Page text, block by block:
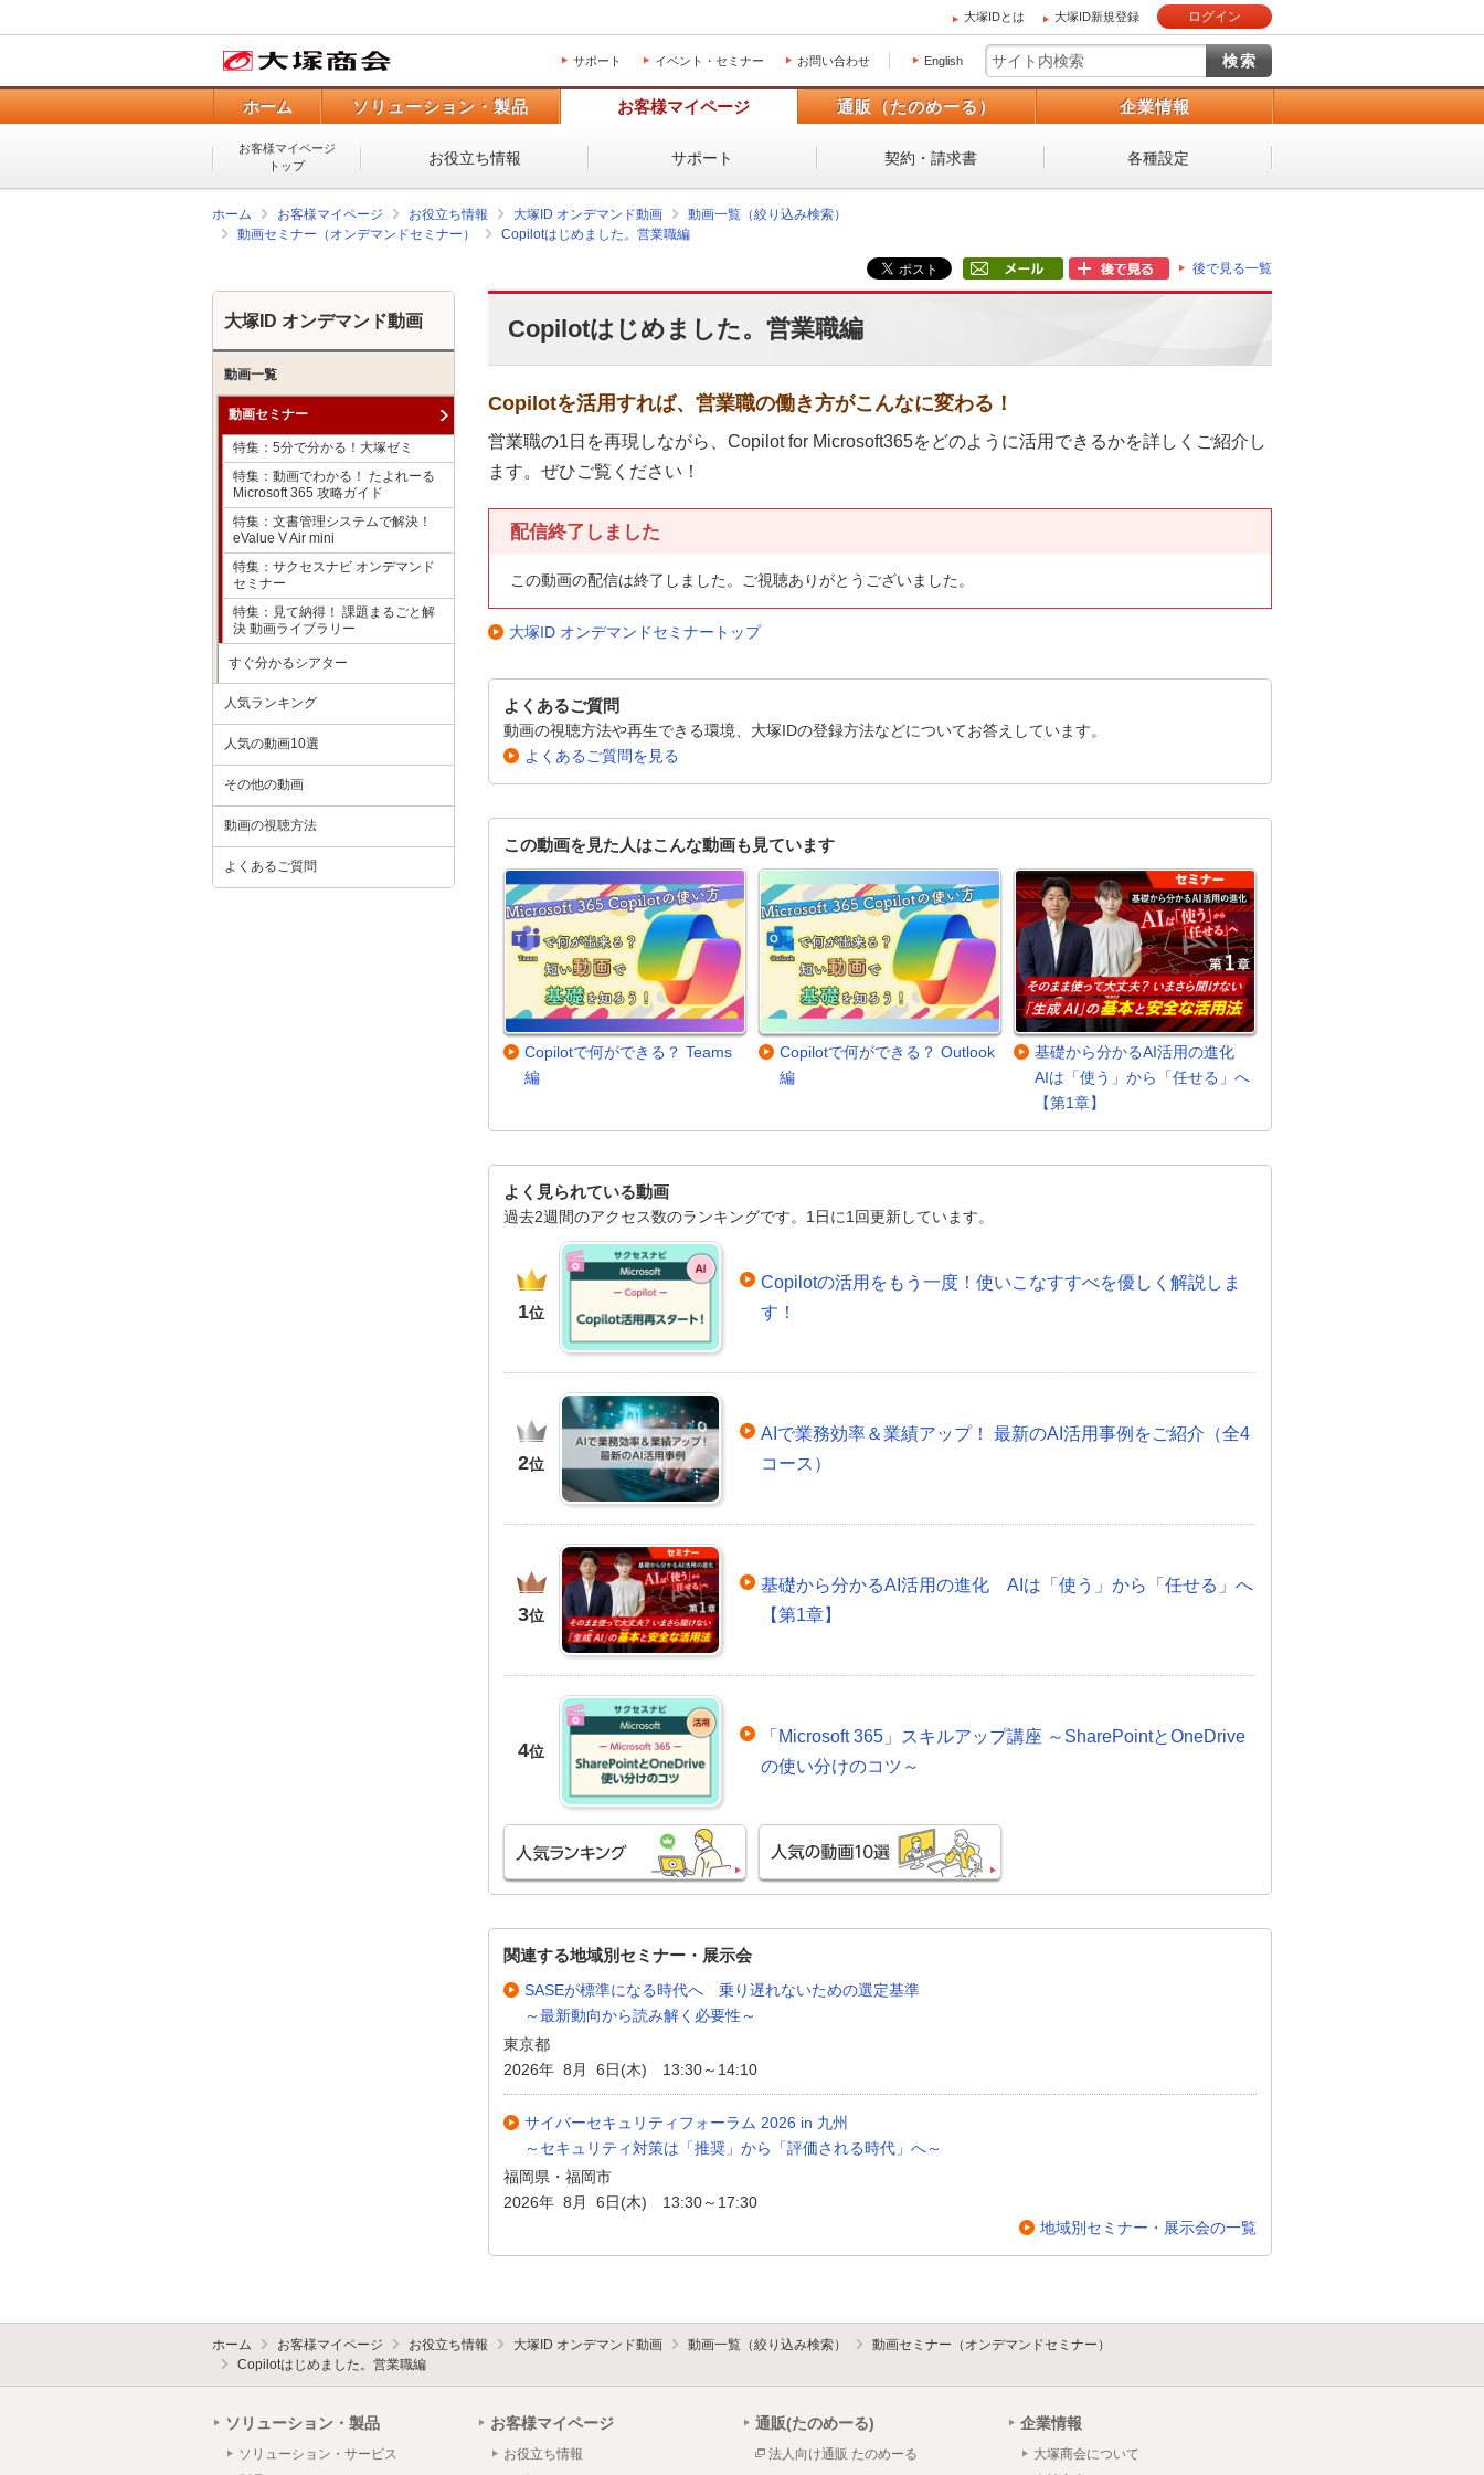
大塚IDとは 大塚ID新規登録 ログイン
サポート イベント・セミナー お問い合わせ English
ホーム ソリューション・製品 お客様マイページ 通販（たのめーる） 企業情報
お客様マイページ
トップ
お役立ち情報 サポート 契約・請求書 各種設定
ホーム お客様マイページ お役立ち情報 大塚ID オンデマンド動画
動画一覧（絞り込み検索）
動画セミナー（オンデマンドセミナー）
Copilotはじめました。営業職編
後で見る一覧
Copilotはじめました。営業職編
Copilotを活用すれば、営業職の働き方がこんなに変わる！
営業職の1日を再現しながら、Copilot for Microsoft365をどのように活用できるかを詳しくご紹介し
ます。ぜひご覧ください！
配信終了しました
この動画の配信は終了しました。ご視聴ありがとうございました。
大塚ID オンデマンドセミナートップ
よくあるご質問
動画の視聴方法や再生できる環境、大塚IDの登録方法などについてお答えしています。
よくあるご質問を見る
この動画を見た人はこんな動画も見ています
Copilotで何ができる？ Teams
編
Copilotで何ができる？ Outlook
編
基礎から分かるAI活用の進化
AIは「使う」から「任せる」へ
【第1章】
よく見られている動画
過去2週間のアクセス数のランキングです。1日に1回更新しています。
1位
Copilotの活用をもう一度！使いこなすすべを優しく解説しま
す！
2位
AIで業務効率＆業績アップ！ 最新のAI活用事例をご紹介（全4
コース）
3位
基礎から分かるAI活用の進化 AIは「使う」から「任せる」へ
【第1章】
4位
「Microsoft 365」スキルアップ講座 ～SharePointとOneDrive
の使い分けのコツ～
関連する地域別セミナー・展示会
SASEが標準になる時代へ 乗り遅れないための選定基準
～最新動向から読み解く必要性～
東京都
2026年 8月 6日(木) 13:30～14:10
サイバーセキュリティフォーラム 2026 in 九州
～セキュリティ対策は「推奨」から「評価される時代」へ～
福岡県・福岡市
2026年 8月 6日(木) 13:30～17:30
地域別セミナー・展示会の一覧
大塚ID オンデマンド動画
動画一覧
動画セミナー
特集：5分で分かる！大塚ゼミ
特集：動画でわかる！ たよれーる
Microsoft 365 攻略ガイド
特集：文書管理システムで解決！
eValue V Air mini
特集：サクセスナビ オンデマンド
セミナー
特集：見て納得！ 課題まるごと解
決 動画ライブラリー
すぐ分かるシアター
人気ランキング
人気の動画10選
その他の動画
動画の視聴方法
よくあるご質問
ホーム お客様マイページ お役立ち情報 大塚ID オンデマンド動画 動画一覧（絞り込み検索）
動画セミナー（オンデマンドセミナー）
Copilotはじめました。営業職編
ソリューション・製品
ソリューション・サービス
お客様マイページ
お役立ち情報
通販(たのめーる)
法人向け通販 たのめーる
企業情報
大塚商会について